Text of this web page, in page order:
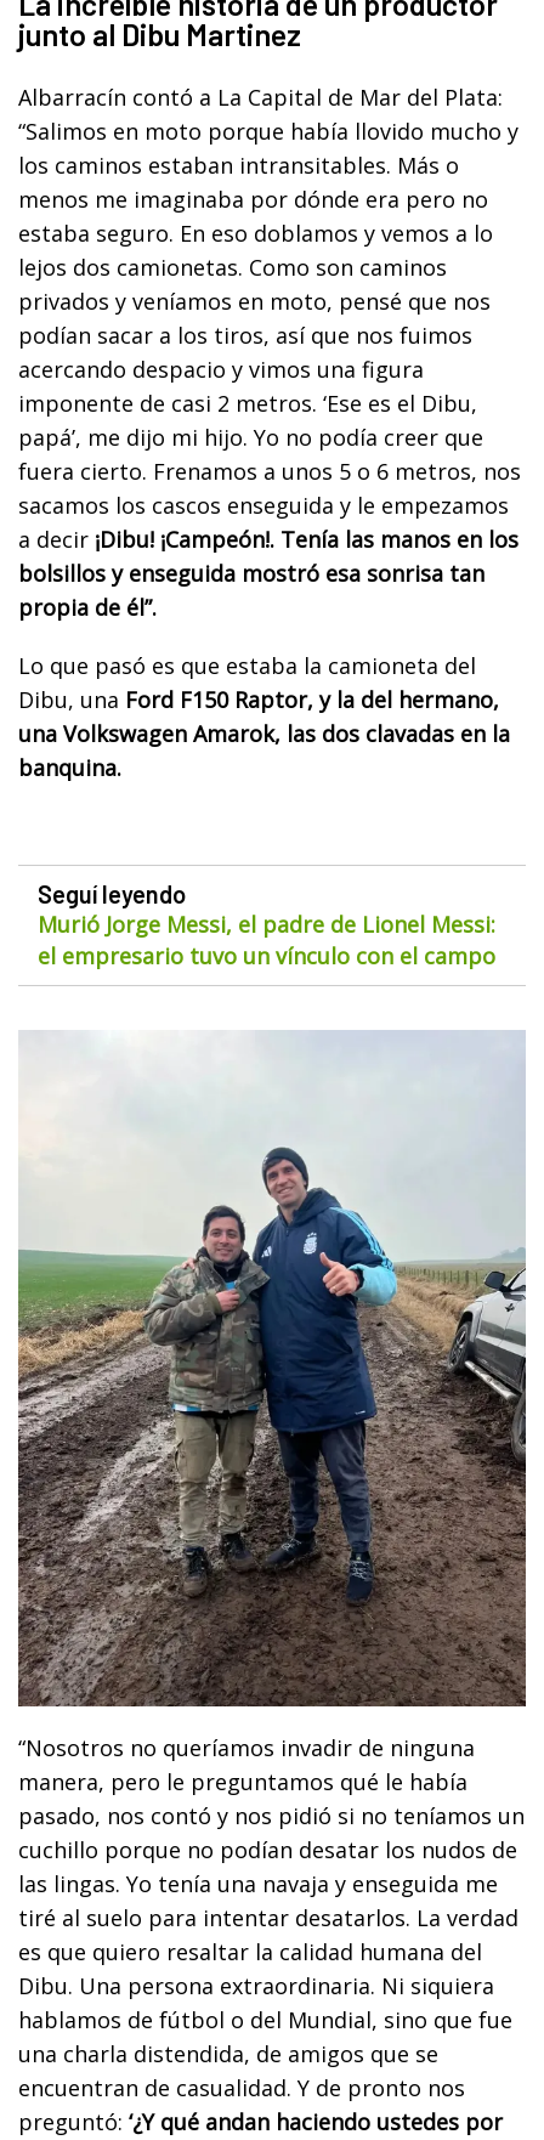
junto al Dibu Martinez
Albarracín contó a La Capital de Mar del Plata:
“Salimos en moto porque había llovido mucho y
los caminos estaban intransitables. Más o
menos me imaginaba por dónde era pero no
estaba seguro. En eso doblamos y vemos a lo
lejos dos camionetas. Como son caminos
privados y veníamos en moto, pensé que nos
podían sacar a los tiros, así que nos fuimos
acercando despacio y vimos una figura
imponente de casi 2 metros. ‘Ese es el Dibu,
papá’, me dijo mi hijo. Yo no podía creer que
fuera cierto. Frenamos a unos 5 o 6 metros, nos
sacamos los cascos enseguida y le empezamos
a decir ¡Dibu! ¡Campeón!. Tenía las manos en los
bolsillos y enseguida mostró esa sonrisa tan
propia de él”.
Lo que pasó es que estaba la camioneta del
Dibu, una Ford F150 Raptor, y la del hermano,
una Volkswagen Amarok, las dos clavadas en la
banquina.
Seguí leyendo
Murió Jorge Messi, el padre de Lionel Messi:
el empresario tuvo un vínculo con el campo
“Nosotros no queríamos invadir de ninguna
manera, pero le preguntamos qué le había
pasado, nos contó y nos pidió si no teníamos un
cuchillo porque no podían desatar los nudos de
las lingas. Yo tenía una navaja y enseguida me
tiré al suelo para intentar desatarlos. La verdad
es que quiero resaltar la calidad humana del
Dibu. Una persona extraordinaria. Ni siquiera
hablamos de fútbol o del Mundial, sino que fue
una charla distendida, de amigos que se
encuentran de casualidad. Y de pronto nos
preguntó: ‘¿Y qué andan haciendo ustedes por